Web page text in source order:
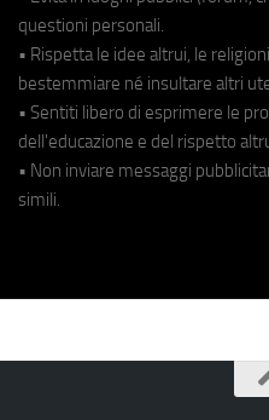
questioni personali.
• Rispetta le idee altrui, le
bestemmiare né insultare altri
• Sentiti libero di esprimere le
dell'educazione e del rispetto
• Non inviare messaggi
simili.